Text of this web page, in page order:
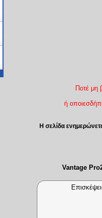
Ποτέ μη
ή
Η σελίδα
Vantage